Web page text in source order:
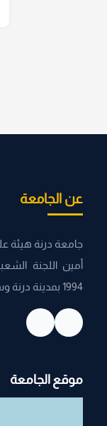
عن الجامعة
جامعة درنة هيئة
1994 بمدينة درنة وسميت بجامعة درنة،
موقع الجامعة